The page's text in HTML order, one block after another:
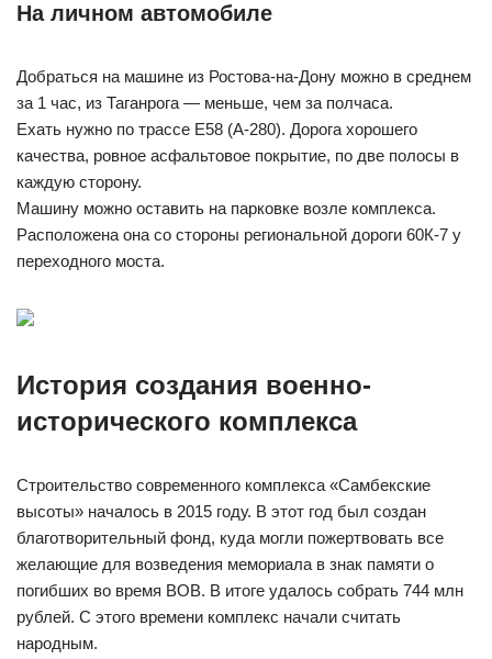
На личном автомобиле
Добраться на машине из Ростова-на-Дону можно в среднем
за 1 час, из Таганрога — меньше, чем за полчаса.
Ехать нужно по трассе Е58 (А-280). Дорога хорошего
качества, ровное асфальтовое покрытие, по две полосы в
каждую сторону.
Машину можно оставить на парковке возле комплекса.
Расположена она со стороны региональной дороги 60К-7 у
переходного моста.
История создания военно-
исторического комплекса
Строительство современного комплекса «Самбекские
высоты» началось в 2015 году. В этот год был создан
благотворительный фонд, куда могли пожертвовать все
желающие для возведения мемориала в знак памяти о
погибших во время ВОВ. В итоге удалось собрать 744 млн
рублей. С этого времени комплекс начали считать
народным.